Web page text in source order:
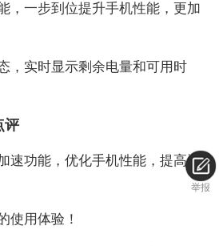
，一步到位提升手机性能，更加
，实时显示剩余电量和可用时
评
速功能，优化手机性能，提高运
使用体验！
举报